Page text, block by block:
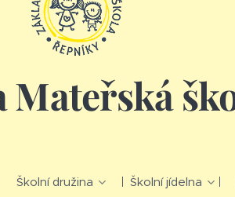
Mateřská
Školní družina Školní jídelna